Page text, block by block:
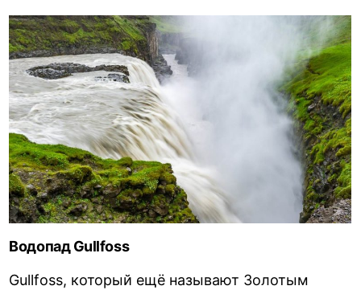
Водопад Gullfoss
Gullfoss, который ещё называют Золотым